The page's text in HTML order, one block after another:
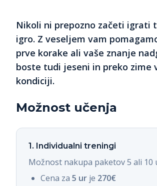
Nikoli ni prepozno začeti igrati
igro. Z veseljem vam
prve korake ali vaše znanje
boste tudi jeseni in preko zime
kondiciji.
Možnost učenja
1. Individualni treningi
Možnost nakupa paketov 5 ali 10
Cena za 5 ur je 270€